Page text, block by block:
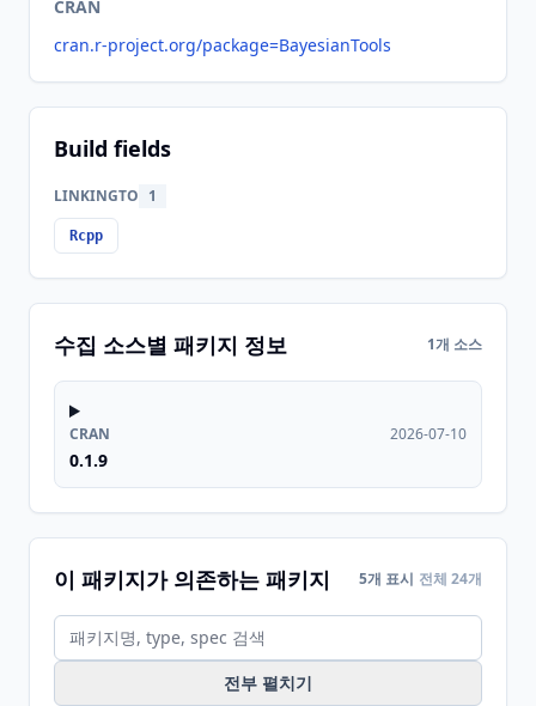
CRAN
cran.r-project.org/package=BayesianTools
Build fields
LINKINGTO 1
Rcpp
수집 소스별 패키지 정보 1개 소스
CRAN
0.1.9
2026-07-10
이 패키지가 의존하는 패키지 5개 표시 전체 24개
전부 펼치기